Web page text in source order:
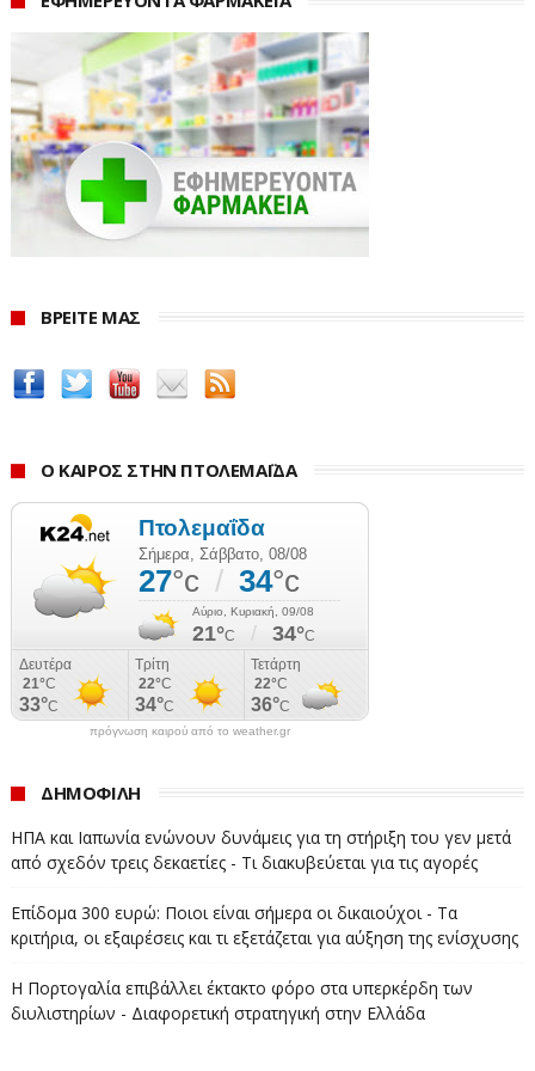
να υπερβαίνουν τις 80.000 ευρώ.
Παράδειγμα: Μονογονεϊκή οικογένεια με δύο παιδιά:
29.000 + 5.000 = 34.000 ευρώ ανώτατο εισόδημα.
4. Τι ισχύει για την περιουσία;
Η αξία της ακίνητης περιουσίας πρέπει να είναι έως
200.000 ευρώ για άγαμους και έως 260.000 ευρώ για
40.000 ευρώ για κάθε παιδί.
Παράδειγμα: Ζευγάρι με ένα παιδί: 260.000 + 40.000 =
300.000 ευρώ μέγιστη αξία ακίνητης περιουσίας.
Το ποσό κυμαίνεται από 100 έως 800 ευρώ, ενώ σε
ορεινές και ιδιαίτερα ψυχρές περιοχές μπορεί να
φτάσει έως 1.200 ευρώ.
Παράδειγμα: Κάτοικος ορεινού χωριού στο Καρπενήσι
μπορεί να λάβει υψηλότερο επίδομα από κάτοικο
Αθηνών λόγω κλιματικών συνθηκών.
6. Ποιες αγορές καυσίμων καλύπτονται και πότε;
Οι αγορές πρέπει να γίνουν από 1 Οκτωβρίου 2025 έως
15 Οκτωβρίου 2025, ενώ για ξύλα και πέλετ από 1
διπλάσιας του επιδόματος.
αγοράσει καύσιμα αξίας τουλάχιστον 600 ευρώ.
ΒΡΕΙΤΕ ΜΑΣ
Ο ΚΑΙΡΟΣ ΣΤΗΝ ΠΤΟΛΕΜΑΪΔΑ
πρόγνωση καιρού από το weather.gr
ΔΗΜΟΦΙΛΗ
ΗΠΑ και Ιαπωνία ενώνουν δυνάμεις για τη στήριξη του γεν μετά
από σχεδόν τρεις δεκαετίες - Τι διακυβεύεται για τις αγορές
Επίδομα 300 ευρώ: Ποιοι είναι σήμερα οι δικαιούχοι - Τα
κριτήρια, οι εξαιρέσεις και τι εξετάζεται για αύξηση της ενίσχυσης
Η Πορτογαλία επιβάλλει έκτακτο φόρο στα υπερκέρδη των
διυλιστηρίων - Διαφορετική στρατηγική στην Ελλάδα